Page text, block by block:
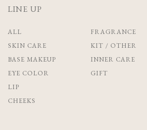
LINE UP
ALL
SKIN CARE
BASE MAKEUP
EYE COLOR
LIP
CHEEKS
FRAGRANCE
KIT / OTHER
INNER CARE
GIFT